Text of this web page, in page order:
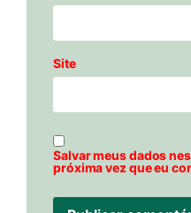
Site
Salvar meus dados
próxima vez que eu